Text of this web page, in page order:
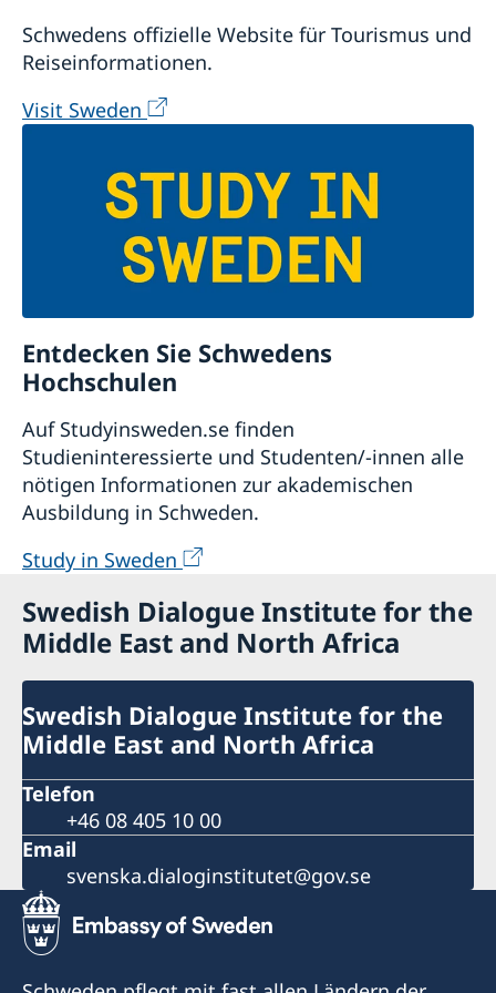
Schwedens offizielle Website für Tourismus und
Reiseinformationen.
Visit Sweden
Entdecken Sie Schwedens
Hochschulen
Auf Studyinsweden.se finden
Studieninteressierte und Studenten/-innen alle
nötigen Informationen zur akademischen
Ausbildung in Schweden.
Study in Sweden
Swedish Dialogue Institute for the
Middle East and North Africa
Swedish Dialogue Institute for the
Middle East and North Africa
Telefon
+46 08 405 10 00
Email
svenska.dialoginstitutet@gov.se